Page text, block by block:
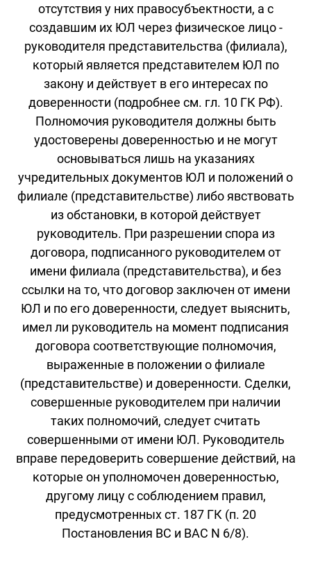
отсутствия у них правосубъектности, а с
создавшим их ЮЛ через физическое лицо -
руководителя представительства (филиала),
который является представителем ЮЛ по
закону и действует в его интересах по
доверенности (подробнее см. гл. 10 ГК РФ).
Полномочия руководителя должны быть
удостоверены доверенностью и не могут
основываться лишь на указаниях
учредительных документов ЮЛ и положений о
филиале (представительстве) либо явствовать
из обстановки, в которой действует
руководитель. При разрешении спора из
договора, подписанного руководителем от
имени филиала (представительства), и без
ссылки на то, что договор заключен от имени
ЮЛ и по его доверенности, следует выяснить,
имел ли руководитель на момент подписания
договора соответствующие полномочия,
выраженные в положении о филиале
(представительстве) и доверенности. Сделки,
совершенные руководителем при наличии
таких полномочий, следует считать
совершенными от имени ЮЛ. Руководитель
вправе передоверить совершение действий, на
которые он уполномочен доверенностью,
другому лицу с соблюдением правил,
предусмотренных ст. 187 ГК (п. 20
Постановления ВС и ВАС N 6/8).